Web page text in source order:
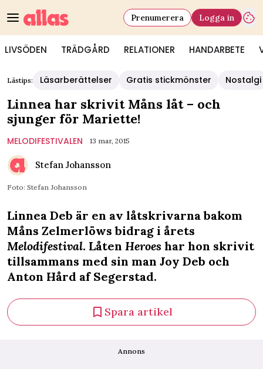
LIVSÖDEN TRÄDGÅRD RELATIONER HANDARBETE
Prenumerera Logga in
Lästips: Läsarberättelser Gratis stickmönster Nostalgi
Linnea har skrivit Måns låt – och
sjunger för Mariette!
MELODIFESTIVALEN 13 mar, 2015
Stefan Johansson
Foto: Stefan Johansson
Linnea Deb är en av låtskrivarna bakom
Måns Zelmerlöws bidrag i årets
Melodifestival. Låten Heroes har hon skrivit
tillsammans med sin man Joy Deb och
Anton Hård af Segerstad.
Spara artikel
Annons